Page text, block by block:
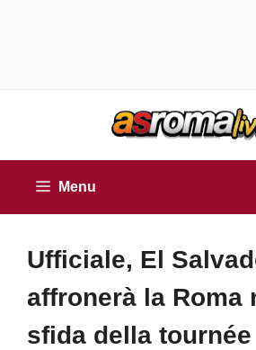
Menu
Ufficiale, El
affronerà la Roma
sfida della tournée